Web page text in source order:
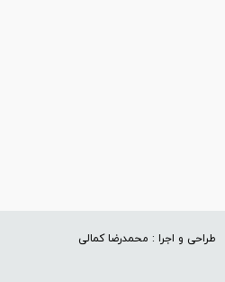
طراحی و اجرا : محمدرضا کمالی